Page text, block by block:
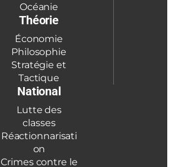
Océanie
Théorie
Économie
Philosophie
Stratégie et
Tactique
National
Lutte des
classes
Réactionnarisati
on
Crimes contre le